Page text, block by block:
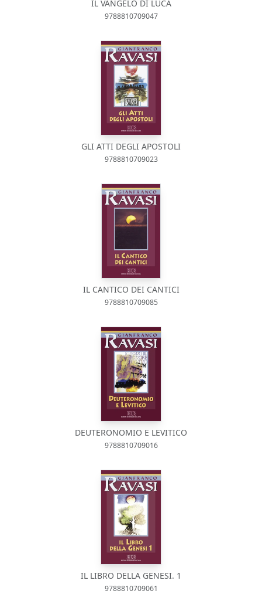
IL VANGELO DI LUCA
9788810709047
GLI ATTI DEGLI APOSTOLI
9788810709023
IL CANTICO DEI CANTICI
9788810709085
DEUTERONOMIO E LEVITICO
9788810709016
IL LIBRO DELLA GENESI. 1
9788810709061